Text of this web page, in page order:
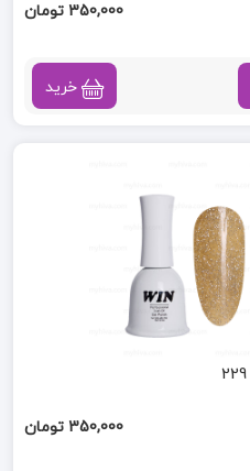
350,000 تومان
خرید
350,000 تومان